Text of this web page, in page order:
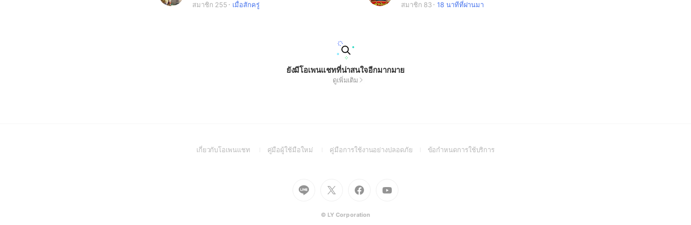
สมาชิก 255
เมื่อสักครู่
สมาชิก 83
18 นาทีที่ผ่านมา
ยังมีโอเพนแชทที่น่าสนใจอีกมากมาย
ดูเพิ่มเติม
เกี่ยวกับโอเพนแชท
(Openคู่มือผู้ใช้มือใหม่
(Open
window)
คู่มือการใช้งานอย่างปลอดภัย(Openข้อกำหนดการใช้บริการ(Open
Go
to
(Open
Go
to
(Open
Go
to
(Open
to
© LY Corporation